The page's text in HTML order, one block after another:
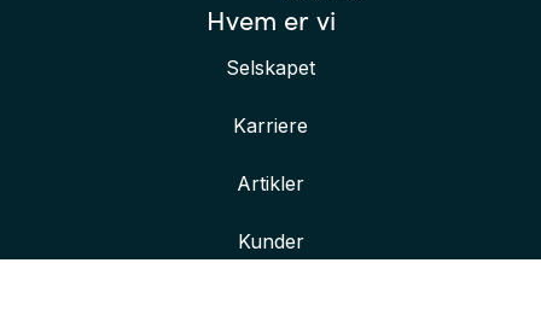
Hvem er vi
Selskapet
Karriere
Artikler
Kunder